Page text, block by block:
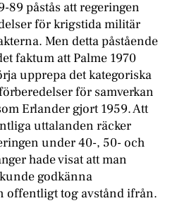
89 påstås att regeringen
för krigstida militär
Men detta påstående
faktum att Palme 1970
upprepa det kategoriska
för samverkan
Erlander gjort 1959. Att
uttalanden räcker
under 40-, 50- och
hade visat att man
godkänna
offentligt tog avstånd ifrån.